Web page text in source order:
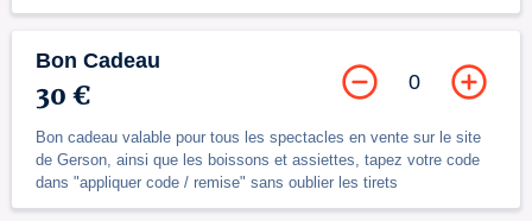
Bon Cadeau
30 €
Bon cadeau valable pour tous les spectacles en vente sur le site
de Gerson, ainsi que les boissons et assiettes, tapez votre code
dans "appliquer code / remise" sans oublier les tirets
0